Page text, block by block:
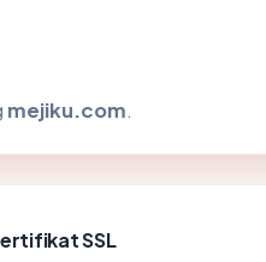
mejiku.com.
SSL